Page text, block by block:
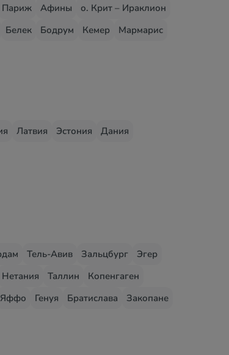
Париж Афины
о. Крит – Ираклион
Белек Бодрум Кемер Мармарис
Латвия Эстония
Дания
Тель-Авив Зальцбург
Эгер
Нетания Таллин
Копенгаген
Яффо Генуя Братислава
Закопане